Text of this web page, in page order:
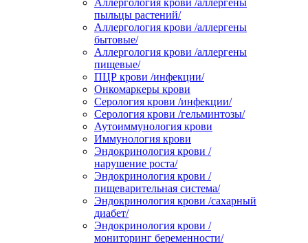
Аллергология крови /аллергены
пыльцы растений/
Аллергология крови /аллергены
бытовые/
Аллергология крови /аллергены
пищевые/
ПЦР крови /инфекции/
Онкомаркеры крови
Серология крови /инфекции/
Серология крови /гельминтозы/
Аутоиммунология крови
Иммунология крови
Эндокринология крови /
нарушение роста/
Эндокринология крови /
пищеварительная система/
Эндокринология крови /сахарный
диабет/
Эндокринология крови /
мониторинг беременности/